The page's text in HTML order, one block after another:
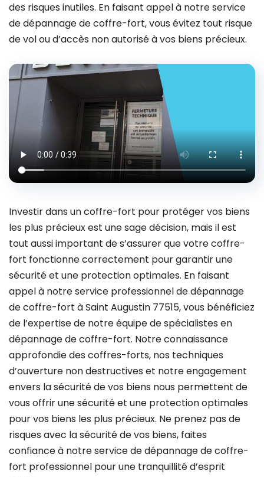
des risques inutiles. En faisant appel à notre service
de dépannage de coffre-fort, vous évitez tout risque
de vol ou d’accès non autorisé à vos biens précieux.
Investir dans un coffre-fort pour protéger vos biens
les plus précieux est une sage décision, mais il est
tout aussi important de s’assurer que votre coffre-
fort fonctionne correctement pour garantir une
sécurité et une protection optimales. En faisant
appel à notre service professionnel de dépannage
de coffre-fort à Saint Augustin 77515, vous bénéficiez
de l’expertise de notre équipe de spécialistes en
dépannage de coffre-fort. Notre connaissance
approfondie des coffres-forts, nos techniques
d’ouverture non destructives et notre engagement
envers la sécurité de vos biens nous permettent de
vous offrir une sécurité et une protection optimales
pour vos biens les plus précieux. Ne prenez pas de
risques avec la sécurité de vos biens, faites
confiance à notre service de dépannage de coffre-
fort professionnel pour une tranquillité d’esprit